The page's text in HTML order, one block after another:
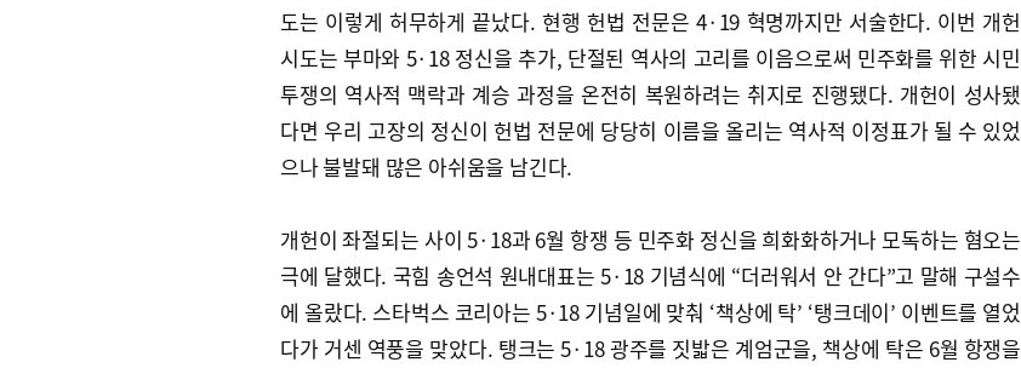
도는 이렇게 허무하게 끝났다. 현행 헌법 전문은 4·19 혁명까지만 서술한다. 이번 개헌
시도는 부마와 5·18 정신을 추가, 단절된 역사의 고리를 이음으로써 민주화를 위한 시민
투쟁의 역사적 맥락과 계승 과정을 온전히 복원하려는 취지로 진행됐다. 개헌이 성사됐
다면 우리 고장의 정신이 헌법 전문에 당당히 이름을 올리는 역사적 이정표가 될 수 있었
으나 불발돼 많은 아쉬움을 남긴다.
개헌이 좌절되는 사이 5·18과 6월 항쟁 등 민주화 정신을 희화화하거나 모독하는 혐오는
극에 달했다. 국힘 송언석 원내대표는 5·18 기념식에 “더러워서 안 간다”고 말해 구설수
에 올랐다. 스타벅스 코리아는 5·18 기념일에 맞춰 ‘책상에 탁’ ‘탱크데이’ 이벤트를 열었
다가 거센 역풍을 맞았다. 탱크는 5·18 광주를 짓밟은 계엄군을, 책상에 탁은 6월 항쟁을